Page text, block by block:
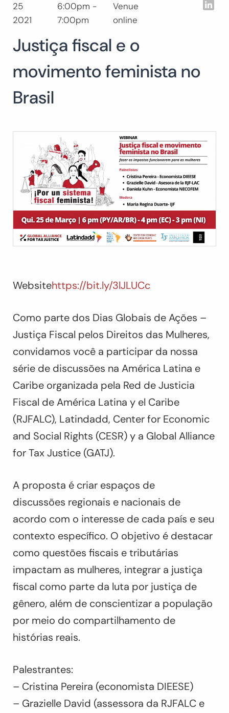
Buscar:
25
2021
6:00pm -
7:00pm
Venue
online
Justiça fiscal e o
movimento feminista no
Brasil
Websitehttps://bit.ly/3lJLUCc
Como parte dos Dias Globais de Ações –
Justiça Fiscal pelos Direitos das Mulheres,
convidamos você a participar da nossa
série de discussões na América Latina e
Caribe organizada pela Red de Justicia
Fiscal de América Latina y el Caribe
(RJFALC), Latindadd, Center for Economic
and Social Rights (CESR) y a Global Alliance
for Tax Justice (GATJ).
A proposta é criar espaços de
discussões regionais e nacionais de
acordo com o interesse de cada país e seu
contexto específico. O objetivo é destacar
como questões fiscais e tributárias
impactam as mulheres, integrar a justiça
fiscal como parte da luta por justiça de
gênero, além de conscientizar a população
por meio do compartilhamento de
histórias reais.
Palestrantes:
– Cristina Pereira (economista DIEESE)
– Grazielle David (assessora da RJFALC e